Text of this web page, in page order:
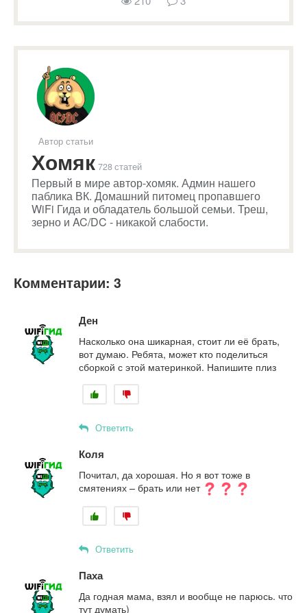
Автор статьи
Хомяк 728 статей
Первый в мире автор-хомяк. Админ нашего
паблика ВК. Домашний питомец пропавшего
WiFi Гида и обладатель большой семьи. Треш,
зерно и AC/DC - никакой слабости.
Комментарии: 3
Ден
Насколько она шикарная, стоит ли её брать,
вот думаю. Ребята, может кто поделиться
сборкой с этой материнкой. Напишите плиз
Ответить
Коля
Почитал, да хорошая. Но я вот тоже в
смятениях – брать или нет
Ответить
Паха
Да годная мама, взял и вообще не парюсь. что
тут думать)